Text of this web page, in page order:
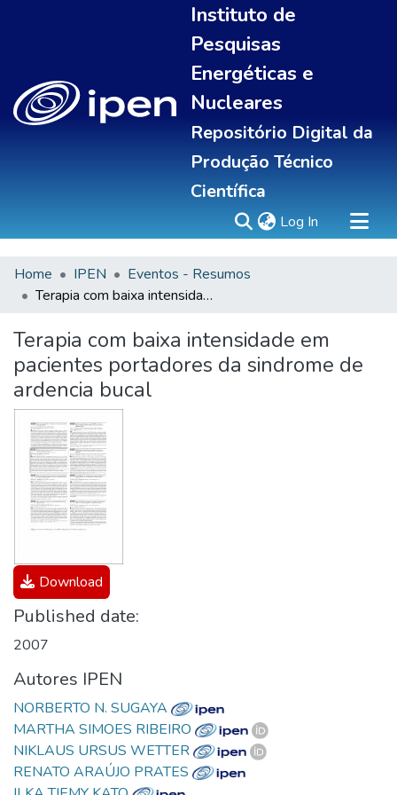
Instituto de
Pesquisas
Energéticas e
Nucleares
Repositório Digital da
Produção Técnico
Científica
Log In (current)
Sobre
All of DSpace
Statistics
Home IPEN
Eventos - Resumos
Terapia com baixa intensidade em pacientes portadores da sindrome de ardencia bucal
Terapia com baixa intensidade em
pacientes portadores da sindrome de
ardencia bucal
Download
Published date:
2007
Autores IPEN
NORBERTO N. SUGAYA
MARTHA SIMOES RIBEIRO
NIKLAUS URSUS WETTER
RENATO ARAÚJO PRATES